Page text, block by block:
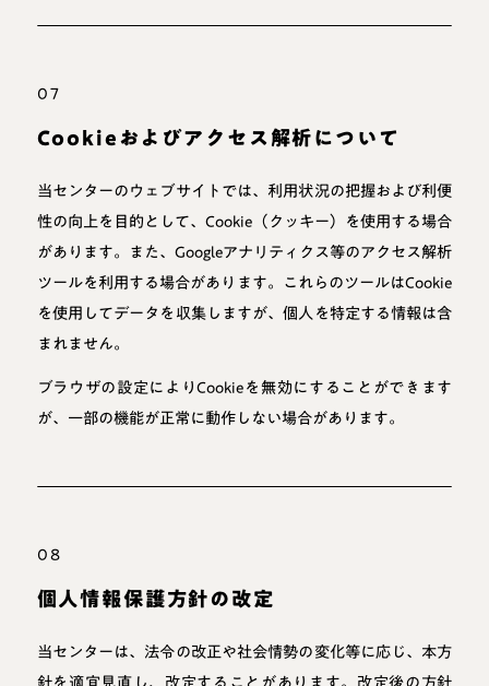
07
Cookieおよびアクセス解析について
当センターのウェブサイトでは、利用状況の把握および利便
性の向上を目的として、Cookie（クッキー）を使用する場合
があります。また、Googleアナリティクス等のアクセス解析
ツールを利用する場合があります。これらのツールはCookie
を使用してデータを収集しますが、個人を特定する情報は含
まれません。
ブラウザの設定によりCookieを無効にすることができます
が、一部の機能が正常に動作しない場合があります。
08
個人情報保護方針の改定
当センターは、法令の改正や社会情勢の変化等に応じ、本方
針を適宜見直し、改定することがあります。改定後の方針